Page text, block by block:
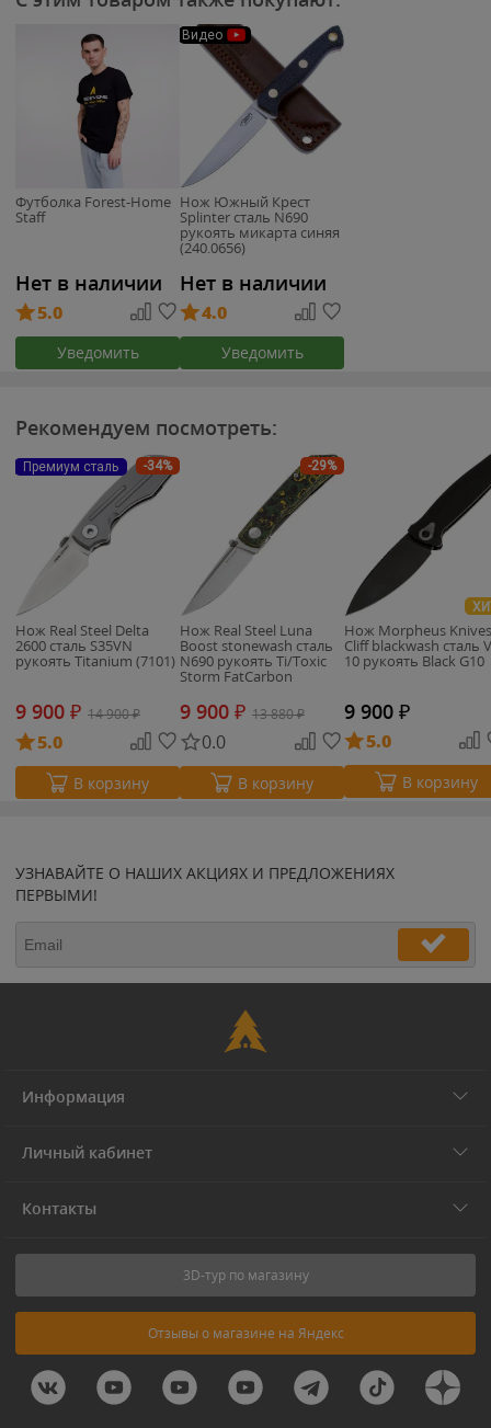
Футболка Forest-Home
Staff
Нет в наличии
5.0
Уведомить
Видео
Нож Южный Крест
Splinter сталь N690
рукоять микарта синяя
(240.0656)
Нет в наличии
4.0
Уведомить
Рекомендуем посмотреть:
-34%
Премиум сталь
Нож Real Steel Delta
2600 сталь S35VN
рукоять Titanium (7101)
9 900 ₽ 14 900₽
5.0
В корзину
-29%
Нож Real Steel Luna
Boost stonewash сталь
N690 рукоять Ti/Toxic
Storm FatCarbon
9 900 ₽ 13 880₽
0.0
В корзину
Нож Morpheus Knives
Cliff blackwash сталь
10 рукоять Black G10
9 900 ₽
5.0
В корзину
УЗНАВАЙТЕ О НАШИХ АКЦИЯХ И ПРЕДЛОЖЕНИЯХ
ПЕРВЫМИ!
Информация
Личный кабинет
Контакты
3D-тур по магазину
Отзывы о магазине на Яндекс